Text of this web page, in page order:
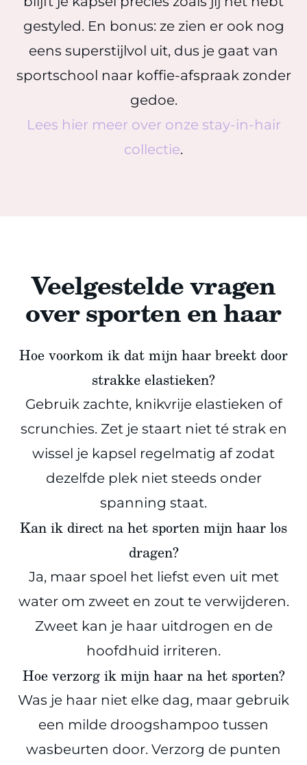
gestyled. En bonus: ze zien er ook nog
eens superstijlvol uit, dus je gaat van
sportschool naar koffie-afspraak zonder
gedoe.
Lees hier meer over onze stay-in-hair
collectie.
Veelgestelde vragen
over sporten en haar
Hoe voorkom ik dat mijn haar breekt door
strakke elastieken?
Gebruik zachte, knikvrije elastieken of
scrunchies. Zet je staart niet té strak en
wissel je kapsel regelmatig af zodat
dezelfde plek niet steeds onder
spanning staat.
Kan ik direct na het sporten mijn haar los
dragen?
Ja, maar spoel het liefst even uit met
water om zweet en zout te verwijderen.
Zweet kan je haar uitdrogen en de
hoofdhuid irriteren.
Hoe verzorg ik mijn haar na het sporten?
Was je haar niet elke dag, maar gebruik
een milde droogshampoo tussen
wasbeurten door. Verzorg de punten